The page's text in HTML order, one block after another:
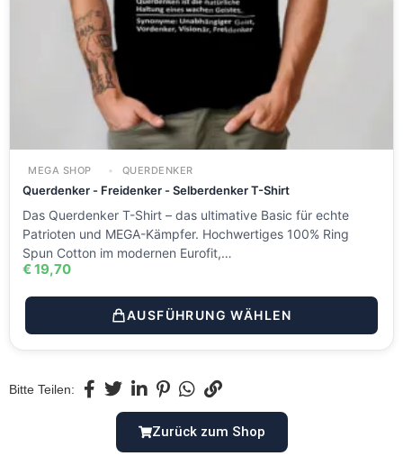
MEGA SHOP QUERDENKER
Querdenker - Freidenker - Selberdenker T-Shirt
Das Querdenker T-Shirt – das ultimative Basic für echte
Patrioten und MEGA-Kämpfer. Hochwertiges 100% Ring
Spun Cotton im modernen Eurofit,…
€19,70
AUSFÜHRUNG WÄHLEN
Bitte Teilen:
Zurück zum Shop